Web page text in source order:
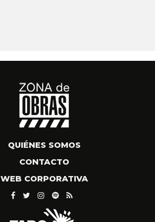
QUIÉNES SOMOS
CONTACTO
WEB CORPORATIVA